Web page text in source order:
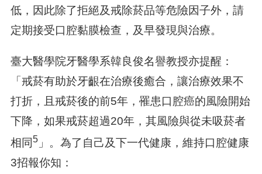
低，因此除了拒絕及戒除菸品等危險因子外，請
定期接受口腔黏膜檢查，及早發現與治療。
臺大醫學院牙醫學系韓良俊名譽教授亦提醒：
「戒菸有助於牙齦在治療後癒合，讓治療效果不
打折，且戒菸後的前5年，罹患口腔癌的風險開始
下降，如果戒菸超過20年，其風險與從未吸菸者
相同5」。為了自己及下一代健康，維持口腔健康
3招報你知：